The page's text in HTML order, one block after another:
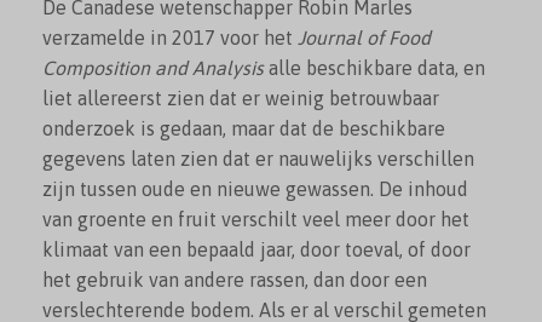
De Canadese wetenschapper Robin Marles
verzamelde in 2017 voor het Journal of Food
Composition and Analysisalle beschikbare data, en
liet allereerst zien dat er weinig betrouwbaar
onderzoek is gedaan, maar dat de beschikbare
gegevens laten zien dat er nauwelijks verschillen
zijn tussen oude en nieuwe gewassen. De inhoud
van groente en fruit verschilt veel meer door het
klimaat van een bepaald jaar, door toeval, of door
het gebruik van andere rassen, dan door een
verslechterende bodem. Als er al verschil gemeten